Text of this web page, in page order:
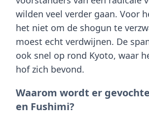
wilden veel verder gaan. Voor
het niet om de shogun te
moest echt verdwijnen. De
ook snel op rond Kyoto, waar
hof zich bevond.
Waarom wordt er
en Fushimi?